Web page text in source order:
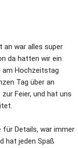
war alles super
da hatten wir ein
am Hochzeitstag
Tag über an
Feier, und hat uns
für Details, war immer
hat jeden Spaß